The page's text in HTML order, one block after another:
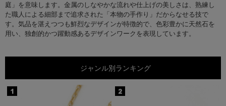
庭」を意味します。金属のしなやかな流れや仕上げの美しさは、熟練し
た職人による細部まで追求された「本物の手作り」だからなせる技で
す。気品を湛えつつも鮮烈なデザインが特徴的で、色彩豊かに天然石を
用い、独創的かつ躍動感あるデザインワークを表現しています。
ジャンル別ランキング